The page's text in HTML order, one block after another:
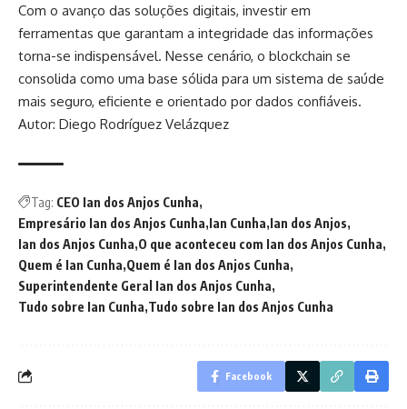
Com o avanço das soluções digitais, investir em
ferramentas que garantam a integridade das informações
torna-se indispensável. Nesse cenário, o blockchain se
consolida como uma base sólida para um sistema de saúde
mais seguro, eficiente e orientado por dados confiáveis.
Autor: Diego Rodríguez Velázquez
Tag: CEO Ian dos Anjos Cunha
Empresário Ian dos Anjos Cunha Ian Cunha Ian dos Anjos
Ian dos Anjos Cunha O que aconteceu com Ian dos Anjos Cunha
Quem é Ian Cunha Quem é Ian dos Anjos Cunha
Superintendente Geral Ian dos Anjos Cunha
Tudo sobre Ian Cunha Tudo sobre Ian dos Anjos Cunha
Facebook